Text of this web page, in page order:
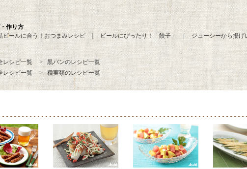
作り方
ビールに合う！おつまみレシピ ビールにぴったり！「餃子」 ジューシーから揚げ
レシピ一覧
黒パンのレシピ一覧
レシピ一覧 種実類のレシピ一覧